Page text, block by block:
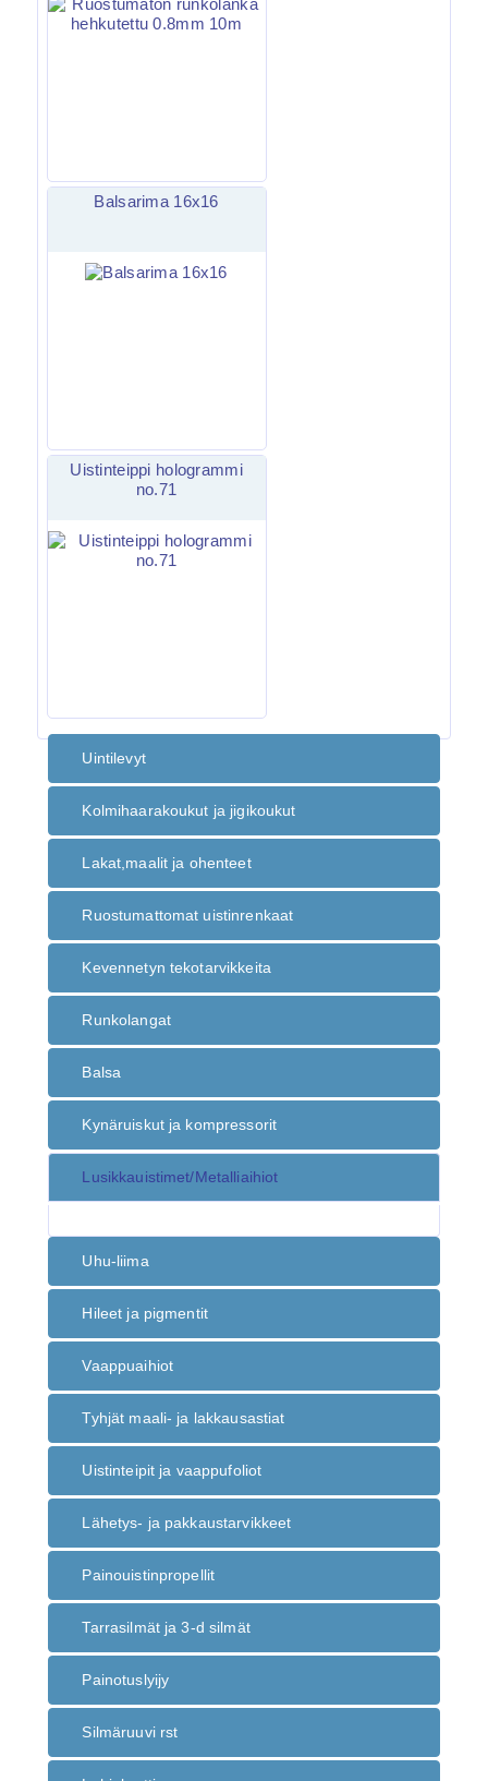
Balsarima 16x16
Uistinteippi hologrammi
no.71
Uintilevyt
Kolmihaarakoukut ja jigikoukut
Lakat,maalit ja ohenteet
Ruostumattomat uistinrenkaat
Kevennetyn tekotarvikkeita
Runkolangat
Balsa
Kynäruiskut ja kompressorit
Lusikkauistimet/Metalliaihiot
Uhu-liima
Hileet ja pigmentit
Vaappuaihiot
Tyhjät maali- ja lakkausastiat
Uistinteipit ja vaappufoliot
Lähetys- ja pakkaustarvikkeet
Painouistinpropellit
Tarrasilmät ja 3-d silmät
Painotuslyijy
Silmäruuvi rst